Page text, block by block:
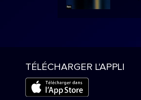
TÉLÉCHARGER L'APPLI